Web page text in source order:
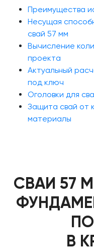
Преимущества
Несущая
свай 57 мм
Вычисление
проекта
Актуальный
под ключ
Оголовки для
Защита свай от
материалы
СВАИ 57
В